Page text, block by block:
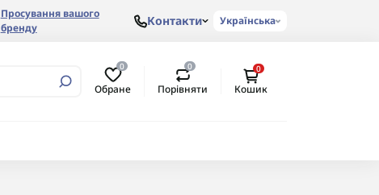
Просування вашого
бренду
Контакти Українська
0
Обране
0
Порівняти
0
Кошик